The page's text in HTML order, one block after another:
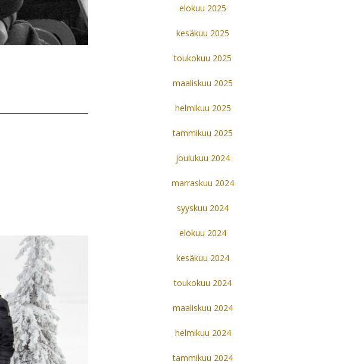
elokuu 2025
kesäkuu 2025
toukokuu 2025
maaliskuu 2025
helmikuu 2025
tammikuu 2025
joulukuu 2024
marraskuu 2024
syyskuu 2024
elokuu 2024
kesäkuu 2024
toukokuu 2024
maaliskuu 2024
helmikuu 2024
tammikuu 2024